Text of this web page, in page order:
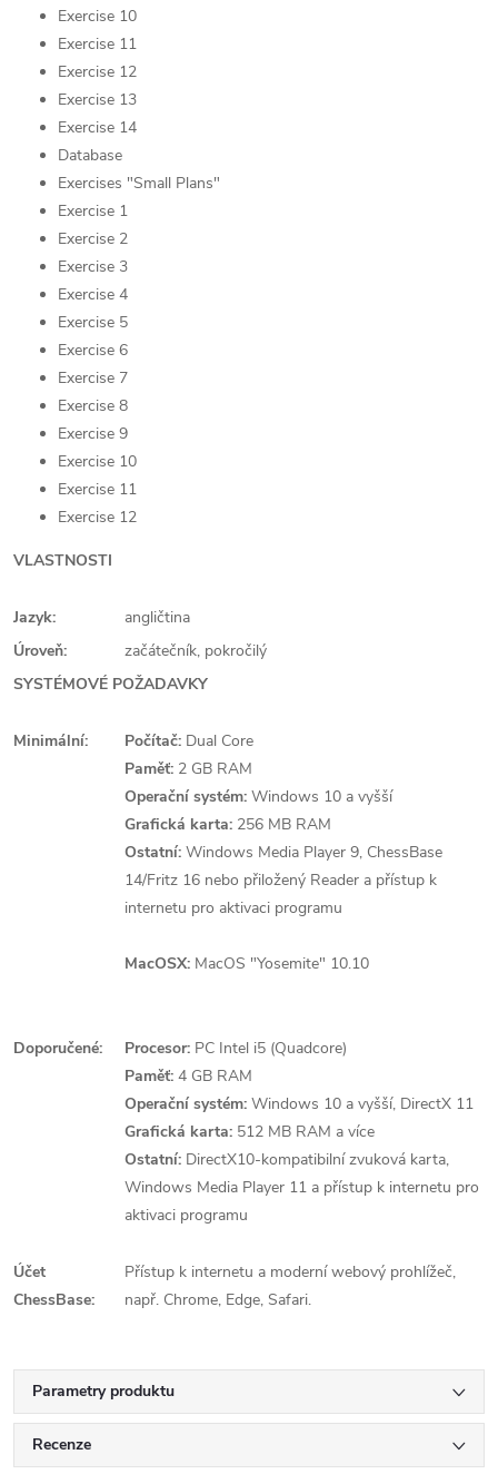
Exercise 10
Exercise 11
Exercise 12
Exercise 13
Exercise 14
Database
Exercises "Small Plans"
Exercise 1
Exercise 2
Exercise 3
Exercise 4
Exercise 5
Exercise 6
Exercise 7
Exercise 8
Exercise 9
Exercise 10
Exercise 11
Exercise 12
VLASTNOSTI
Jazyk:
angličtina
Úroveň:
začátečník, pokročilý
SYSTÉMOVÉ POŽADAVKY
Minimální: Počítač: Dual Core
Paměť: 2 GB RAM
Operační systém: Windows 10 a vyšší
Grafická karta: 256 MB RAM
Ostatní: Windows Media Player 9, ChessBase
14/Fritz 16 nebo přiložený Reader a přístup k
internetu pro aktivaci programu
MacOSX: MacOS "Yosemite" 10.10
Doporučené: Procesor: PC Intel i5 (Quadcore)
Paměť: 4 GB RAM
Operační systém: Windows 10 a vyšší, DirectX 11
Grafická karta: 512 MB RAM a více
Ostatní: DirectX10-kompatibilní zvuková karta,
Windows Media Player 11 a přístup k internetu pro
aktivaci programu
Účet
ChessBase:
Přístup k internetu a moderní webový prohlížeč,
např. Chrome, Edge, Safari.
Parametry produktu
Recenze